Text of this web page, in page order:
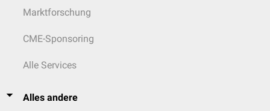
Marktforschung
CME-Sponsoring
Alle Services
Alles andere